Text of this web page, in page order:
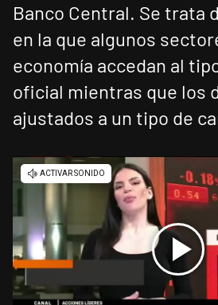
Banco Central. Se trata
en la que algunos
economía accedan al
oficial mientras que los
ajustados a un tipo de